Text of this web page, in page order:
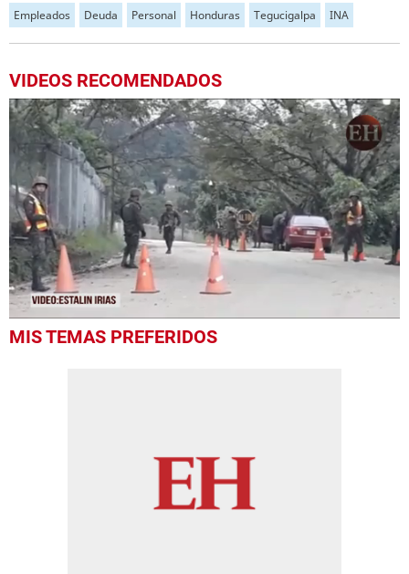
Empleados Deuda Personal Honduras Tegucigalpa INA
VIDEOS RECOMENDADOS
seconds
MIS TEMAS PREFERIDOS